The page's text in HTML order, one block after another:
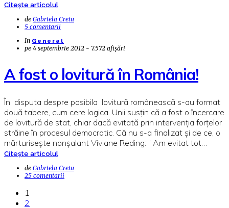
Citește articolul
de Gabriela Cretu
5 comentarii
In General
pe 4 septembrie 2012 - 7.572 afișări
A fost o lovitură în România!
În disputa despre posibila lovitură românească s-au format
două tabere, cum cere logica. Unii susțin că a fost o încercare
de lovitură de stat, chiar dacă evitată prin intervenția forțelor
străine în procesul democratic. Că nu s-a finalizat și de ce, o
mărturisește nonșalant Viviane Reding: ” Am evitat tot…
Citește articolul
de Gabriela Cretu
25 comentarii
1
2